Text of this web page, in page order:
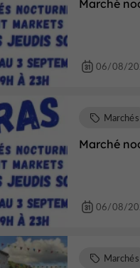
Marché
06/08/
Marché
Marchés
06/08/
Marchés